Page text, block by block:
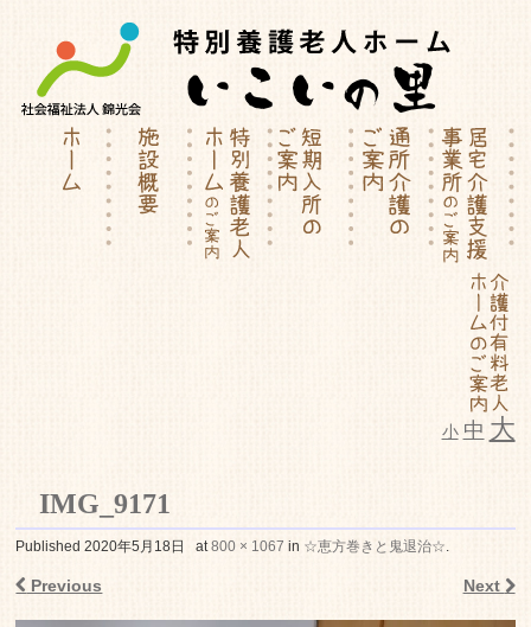
小 中 大
特別養護老人ホーム | 介護付有料
老人ホーム いこいの里
IMG_9171
Published2020年5月18日 at800 × 1067 in ☆恵方巻きと鬼退治☆.
Previous Next